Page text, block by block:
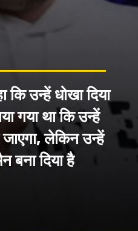
उन्हें धोखा दिया
गया था कि उन्हें
लेकिन उन्हें
दिया है